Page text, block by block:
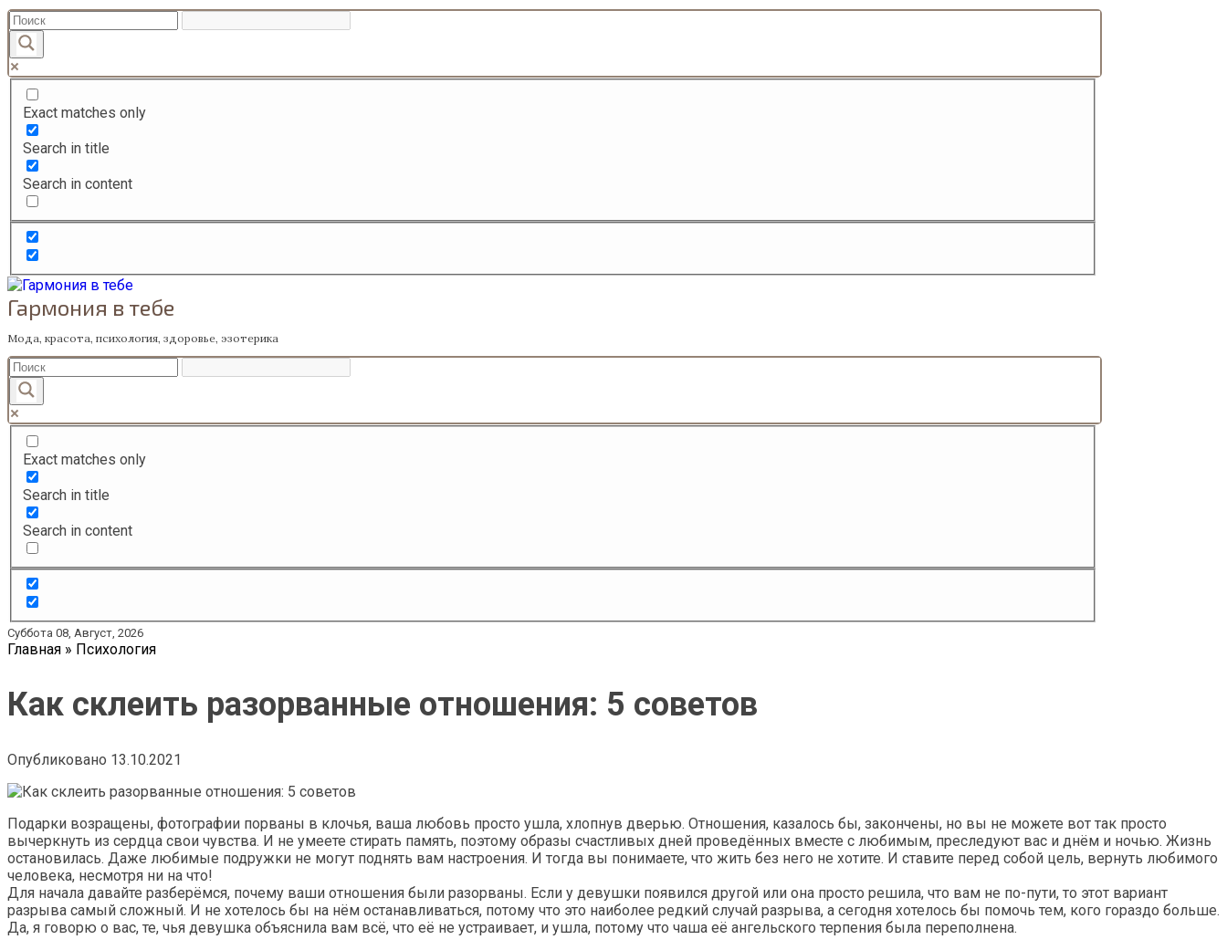
Перейти
к
содержанию
Exact matches only
Search in title
Search in content
Гармония в тебе
Мода, красота, психология, здоровье, эзотерика
Exact matches only
Search in title
Search in content
Суббота 08, Август, 2026
Главная » Психология
Как склеить разорванные отношения: 5 советов
Опубликовано 13.10.2021
Подарки возращены, фотографии порваны в клочья, ваша любовь просто ушла, хлопнув дверью. Отношения, казалось бы, закончены, но вы не можете вот так просто
вычеркнуть из сердца свои чувства. И не умеете стирать память, поэтому образы счастливых дней проведённых вместе с любимым, преследуют вас и днём и ночью. Жизнь
остановилась. Даже любимые подружки не могут поднять вам настроения. И тогда вы понимаете, что жить без него не хотите. И ставите перед собой цель, вернуть любимого
человека, несмотря ни на что!
Для начала давайте разберёмся, почему ваши отношения были разорваны. Если у девушки появился другой или она просто решила, что вам не по-пути, то этот вариант
разрыва самый сложный. И не хотелось бы на нём останавливаться, потому что это наиболее редкий случай разрыва, а сегодня хотелось бы помочь тем, кого гораздо больше.
Да, я говорю о вас, те, чья девушка объяснила вам всё, что её не устраивает, и ушла, потому что чаша её ангельского терпения была переполнена.